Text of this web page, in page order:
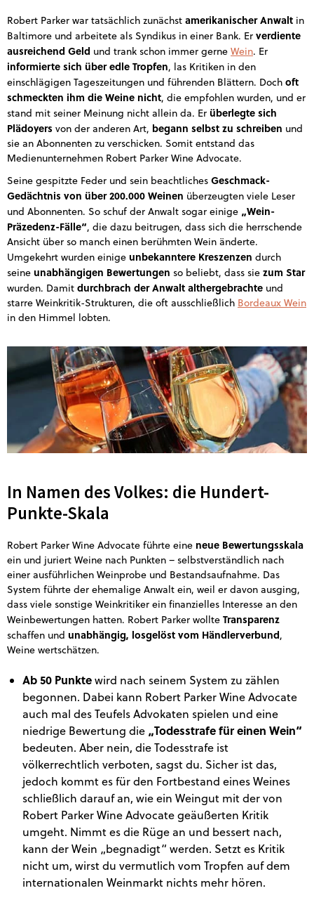
Robert Parker war tatsächlich zunächst amerikanischer Anwalt in
Baltimore und arbeitete als Syndikus in einer Bank. Er verdiente
ausreichend Geld und trank schon immer gerne Wein. Er
informierte sich über edle Tropfen, las Kritiken in den
einschlägigen Tageszeitungen und führenden Blättern. Doch oft
schmeckten ihm die Weine nicht, die empfohlen wurden, und er
stand mit seiner Meinung nicht allein da. Er überlegte sich
Plädoyers von der anderen Art, begann selbst zu schreiben und
sie an Abonnenten zu verschicken. Somit entstand das
Medienunternehmen Robert Parker Wine Advocate.
Seine gespitzte Feder und sein beachtliches Geschmack-
Gedächtnis von über 200.000 Weinen überzeugten viele Leser
und Abonnenten. So schuf der Anwalt sogar einige „Wein-
Präzedenz-Fälle“, die dazu beitrugen, dass sich die herrschende
Ansicht über so manch einen berühmten Wein änderte.
Umgekehrt wurden einige unbekanntere Kreszenzen durch
seine unabhängigen Bewertungen so beliebt, dass sie zum Star
wurden. Damit durchbrach der Anwalt althergebrachte und
starre Weinkritik-Strukturen, die oft ausschließlich Bordeaux Wein
in den Himmel lobten.
In Namen des Volkes: die Hundert-
Punkte-Skala
Robert Parker Wine Advocate führte eine neue Bewertungsskala
ein und juriert Weine nach Punkten – selbstverständlich nach
einer ausführlichen Weinprobe und Bestandsaufnahme. Das
System führte der ehemalige Anwalt ein, weil er davon ausging,
dass viele sonstige Weinkritiker ein finanzielles Interesse an den
Weinbewertungen hatten. Robert Parker wollte Transparenz
schaffen und unabhängig, losgelöst vom Händlerverbund,
Weine wertschätzen.
Ab 50 Punktewird nach seinem System zu zählen
begonnen. Dabei kann Robert Parker Wine Advocate
auch mal des Teufels Advokaten spielen und eine
niedrige Bewertung die „Todesstrafe für einen Wein“
bedeuten. Aber nein, die Todesstrafe ist
völkerrechtlich verboten, sagst du. Sicher ist das,
jedoch kommt es für den Fortbestand eines Weines
schließlich darauf an, wie ein Weingut mit der von
Robert Parker Wine Advocate geäußerten Kritik
umgeht. Nimmt es die Rüge an und bessert nach,
kann der Wein „begnadigt“ werden. Setzt es Kritik
nicht um, wirst du vermutlich vom Tropfen auf dem
internationalen Weinmarkt nichts mehr hören.